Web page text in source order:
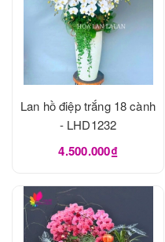
Lan hồ điệp trắng 18 cành
- LHD1232
4.500.000₫